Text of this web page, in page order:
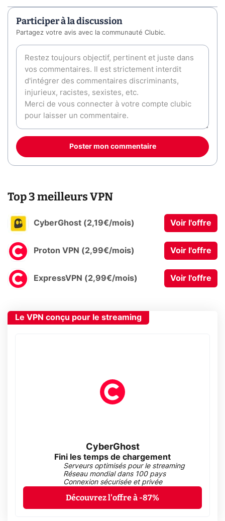
Participer à la discussion
Partagez votre avis avec la communauté Clubic.
Poster mon commentaire
Top 3 meilleurs VPN
CyberGhost (2,19€/mois) Voir l'offre
Proton VPN (2,99€/mois) Voir l'offre
ExpressVPN (2,99€/mois) Voir l'offre
Le VPN conçu pour le streaming
CyberGhost
Fini les temps de chargement
Serveurs optimisés pour le streaming
Réseau mondial dans 100 pays
Connexion sécurisée et privée
Découvrez l'offre à -87%